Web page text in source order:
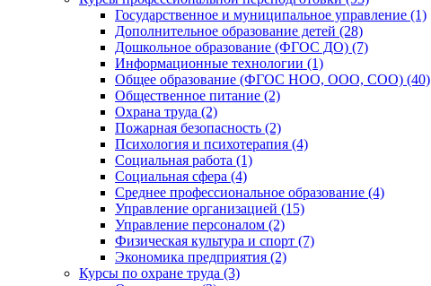
Государственное и муниципальное управление (1)
Дополнительное образование детей (28)
Дошкольное образование (ФГОС ДО) (7)
Информационные технологии (1)
Общее образование (ФГОС НОО, ООО, СОО) (40)
Общественное питание (2)
Охрана труда (2)
Пожарная безопасность (2)
Психология и психотерапия (4)
Социальная работа (1)
Социальная сфера (4)
Среднее профессиональное образование (4)
Управление организацией (15)
Управление персоналом (2)
Физическая культура и спорт (7)
Экономика предприятия (2)
Курсы по охране труда (3)